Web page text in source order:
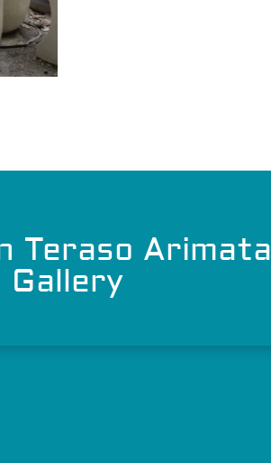
Teraso Arimata
Gallery